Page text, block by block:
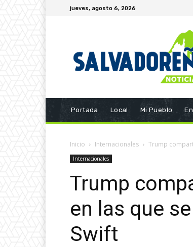
jueves, agosto 6, 2026
Portada Local Mi Pueblo
Inicio Internacionales Trump
Internacionales
Trump
en las que
Swift